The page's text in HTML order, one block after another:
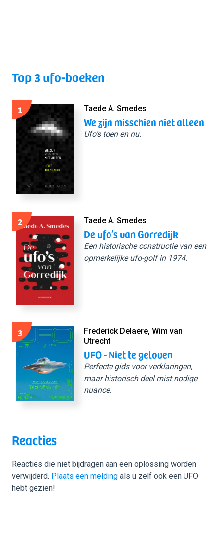
Top 3 ufo-boeken
1 Taede A. Smedes
We zijn misschien niet alleen
Ufo’s toen en nu.
2 Taede A. Smedes
De ufo’s van Gorredijk
Een historische constructie van een
opmerkelijke ufo-golf in 1974.
3
Frederick Delaere, Wim van
Utrecht
UFO - Niet te geloven
Perfecte gids voor verklaringen,
maar historisch deel mist nodige
nuance.
Reacties
Reacties die niet bijdragen aan een oplossing worden
verwijderd. Plaats een melding als u zelf ook een UFO
hebt gezien!